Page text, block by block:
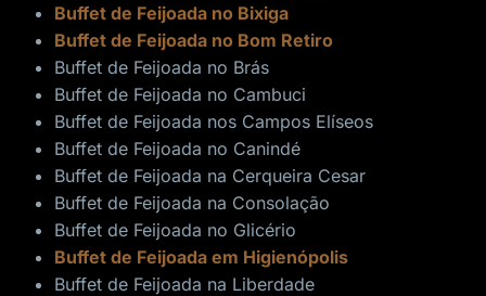
Buffet de Feijoada no Bixiga
Buffet de Feijoada no Bom Retiro
Buffet de Feijoada no Brás
Buffet de Feijoada no Cambuci
Buffet de Feijoada nos Campos Elíseos
Buffet de Feijoada no Canindé
Buffet de Feijoada na Cerqueira Cesar
Buffet de Feijoada na Consolação
Buffet de Feijoada no Glicério
Buffet de Feijoada em Higienópolis
Buffet de Feijoada na Liberdade